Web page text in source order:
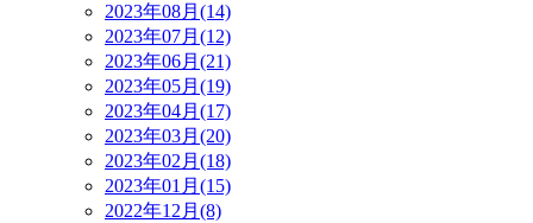
2023年08月(14)
2023年07月(12)
2023年06月(21)
2023年05月(19)
2023年04月(17)
2023年03月(20)
2023年02月(18)
2023年01月(15)
2022年12月(8)